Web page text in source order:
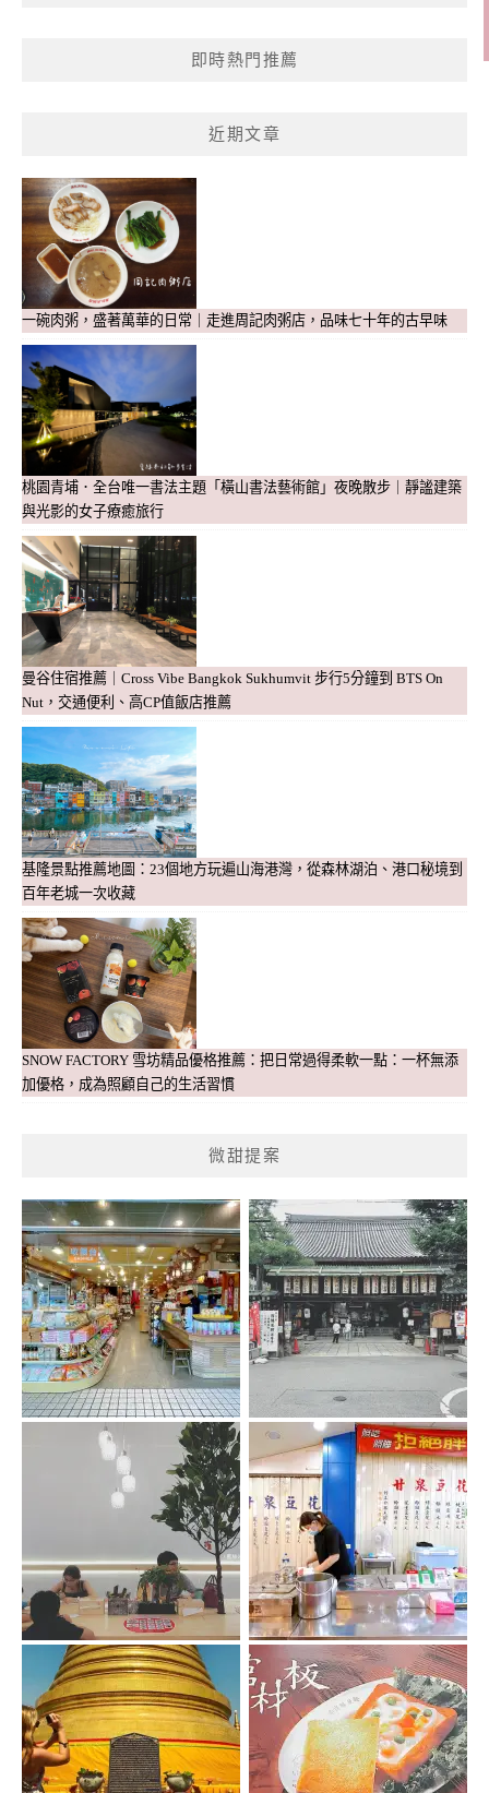
即時熱門推薦
近期文章
一碗肉粥，盛著萬華的日常｜走進周記肉粥店，品味七十年的古早味
桃園青埔．全台唯一書法主題「橫山書法藝術館」夜晚散步｜靜謐建築
與光影的女子療癒旅行
曼谷住宿推薦｜Cross Vibe Bangkok Sukhumvit 步行5分鐘到 BTS On
Nut，交通便利、高CP值飯店推薦
基隆景點推薦地圖：23個地方玩遍山海港灣，從森林湖泊、港口秘境到
百年老城一次收藏
SNOW FACTORY 雪坊精品優格推薦：把日常過得柔軟一點：一杯無添
加優格，成為照顧自己的生活習慣
微甜提案